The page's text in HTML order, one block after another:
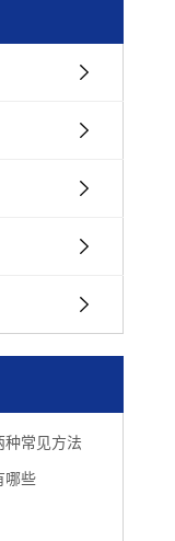
种常见方法
哪些